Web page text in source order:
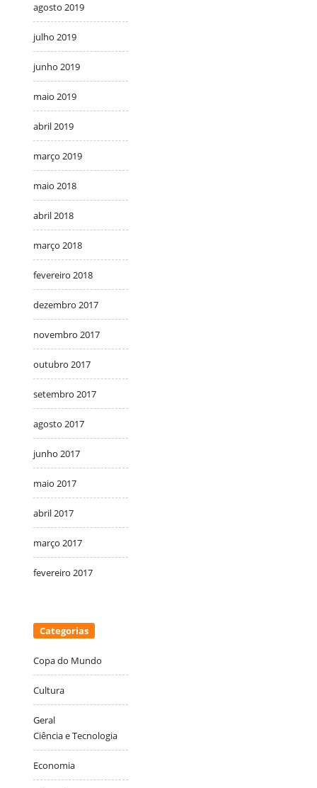
agosto 2019
julho 2019
junho 2019
maio 2019
abril 2019
março 2019
maio 2018
abril 2018
março 2018
fevereiro 2018
dezembro 2017
novembro 2017
outubro 2017
setembro 2017
agosto 2017
junho 2017
maio 2017
abril 2017
março 2017
fevereiro 2017
Categorias
Copa do Mundo
Cultura
Geral
Ciência e Tecnologia
Economia